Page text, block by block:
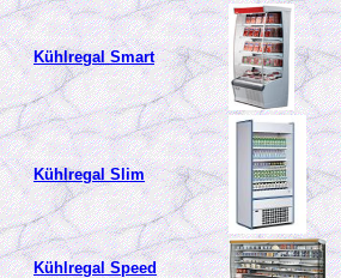
Kühlregal Smart
Kühlregal Slim
Kühlregal Speed